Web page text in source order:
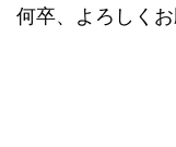
何卒、よろしくお